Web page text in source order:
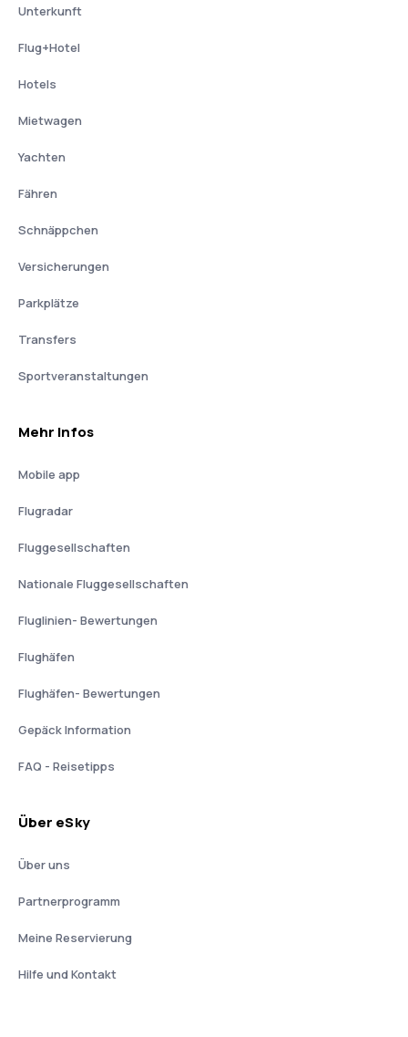
Unterkunft
Flug+Hotel
Hotels
Mietwagen
Yachten
Fähren
Schnäppchen
Versicherungen
Parkplätze
Transfers
Sportveranstaltungen
Mehr Infos
Mobile app
Flugradar
Fluggesellschaften
Nationale Fluggesellschaften
Fluglinien- Bewertungen
Flughäfen
Flughäfen- Bewertungen
Gepäck Information
FAQ - Reisetipps
Über eSky
Über uns
Partnerprogramm
Meine Reservierung
Hilfe und Kontakt